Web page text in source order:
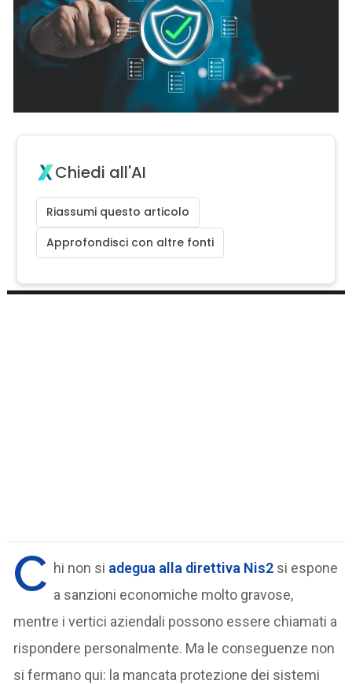
Chiedi all'AI
Riassumi questo articolo
Approfondisci con altre fonti
C hi non si adegua alla direttiva Nis2 si espone
a sanzioni economiche molto gravose,
mentre i vertici aziendali possono essere chiamati a
rispondere personalmente. Ma le conseguenze non
si fermano qui: la mancata protezione dei sistemi